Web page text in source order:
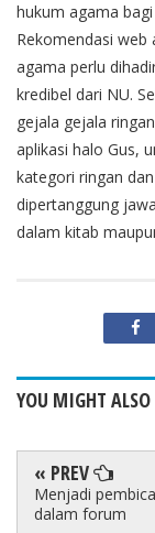
hukum agama
Rekomendasi web
agama perlu
kredibel dari NU.
gejala gejala
aplikasi halo Gus,
kategori ringan
dipertanggung
dalam kitab
YOU MIGHT ALSO
« PREV
Menjadi
dalam forum